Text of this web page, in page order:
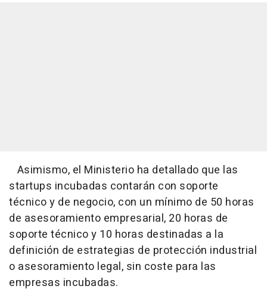
Asimismo, el Ministerio ha detallado que las
startups incubadas contarán con soporte
técnico y de negocio, con un mínimo de 50 horas
de asesoramiento empresarial, 20 horas de
soporte técnico y 10 horas destinadas a la
definición de estrategias de protección industrial
o asesoramiento legal, sin coste para las
empresas incubadas.